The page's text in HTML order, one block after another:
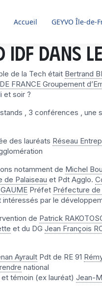
Accueil GEYVOÎle-de-
IDF dans
de la Tech était Bertrand
FRANCE Groupement
et soir ?
, 3 conférences , une
des lauréats Réseau
notamment de Michel
de Palaiseau et Pdt Agglo.
Préfet Préfecture de
par le
de Patrick
et du DG Jean François
Ayrault Pdt de RE 91
national
témoin (ex lauréat) Jean-